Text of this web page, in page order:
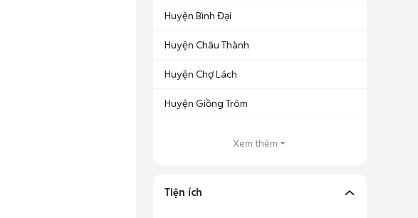
Huyện Bình Đại
Huyện Châu Thành
Huyện Chợ Lách
Huyện Giồng Trôm
Xem thêm
Tiện ích